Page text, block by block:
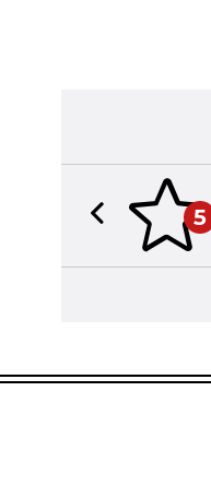
6
Previous slide